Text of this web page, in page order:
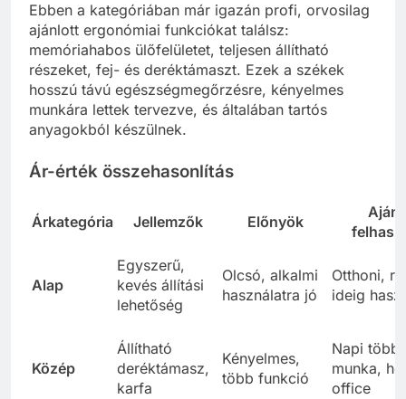
Ebben a kategóriában már igazán profi, orvosilag
ajánlott ergonómiai funkciókat találsz:
memóriahabos ülőfelületet, teljesen állítható
részeket, fej- és deréktámaszt. Ezek a székek
hosszú távú egészségmegőrzésre, kényelmes
munkára lettek tervezve, és általában tartós
anyagokból készülnek.
Ár-érték összehasonlítás
Árkategória Jellemzők Előnyök
Alap
Egyszerű,
kevés állítási
lehetőség
Olcsó, alkalmi
használatra jó
Otthoni,
ideig
Közép
Állítható
deréktámasz,
karfa
Kényelmes,
több funkció
Napi több
munka,
office